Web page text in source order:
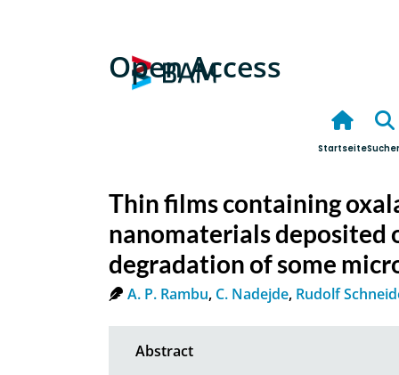
Open Access
Startseite
Thin films containing
nanomaterials deposited
degradation of some
A. P. Rambu, C. Nadejde, Rudolf